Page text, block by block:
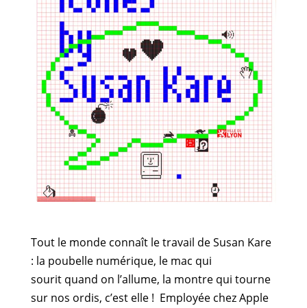
Tout le monde connaît le travail de Susan Kare
: la poubelle numérique, le mac qui
sourit quand on l’allume, la montre qui tourne
sur nos ordis, c’est elle ! Employée chez Apple